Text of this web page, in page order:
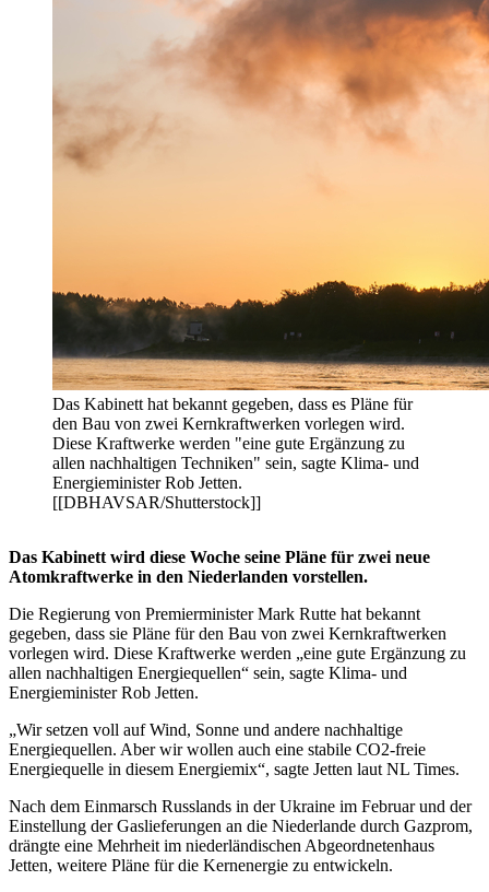
Das Kabinett hat bekannt gegeben, dass es Pläne für
den Bau von zwei Kernkraftwerken vorlegen wird.
Diese Kraftwerke werden "eine gute Ergänzung zu
allen nachhaltigen Techniken" sein, sagte Klima- und
Energieminister Rob Jetten.
[[DBHAVSAR/Shutterstock]]
Das Kabinett wird diese Woche seine Pläne für zwei neue
Atomkraftwerke in den Niederlanden vorstellen.
Die Regierung von Premierminister Mark Rutte hat bekannt
gegeben, dass sie Pläne für den Bau von zwei Kernkraftwerken
vorlegen wird. Diese Kraftwerke werden „eine gute Ergänzung zu
allen nachhaltigen Energiequellen“ sein, sagte Klima- und
Energieminister Rob Jetten.
„Wir setzen voll auf Wind, Sonne und andere nachhaltige
Energiequellen. Aber wir wollen auch eine stabile CO2-freie
Energiequelle in diesem Energiemix“, sagte Jetten laut NL Times.
Nach dem Einmarsch Russlands in der Ukraine im Februar und der
Einstellung der Gaslieferungen an die Niederlande durch Gazprom,
drängte eine Mehrheit im niederländischen Abgeordnetenhaus
Jetten, weitere Pläne für die Kernenergie zu entwickeln.